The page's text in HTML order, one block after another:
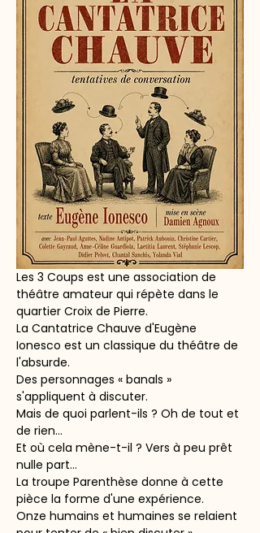
Les 3 Coups est une association de
théâtre amateur qui répète dans le
quartier Croix de Pierre.
La Cantatrice Chauve d'Eugène
Ionesco est un classique du théâtre de
l'absurde.
Des personnages « banals »
s'appliquent à discuter.
Mais de quoi parlent-ils ? Oh de tout et
de rien...
Et où cela mène-t-il ? Vers à peu prêt
nulle part...
La troupe Parenthèse donne à cette
pièce la forme d'une expérience.
Onze humains et humaines se relaient